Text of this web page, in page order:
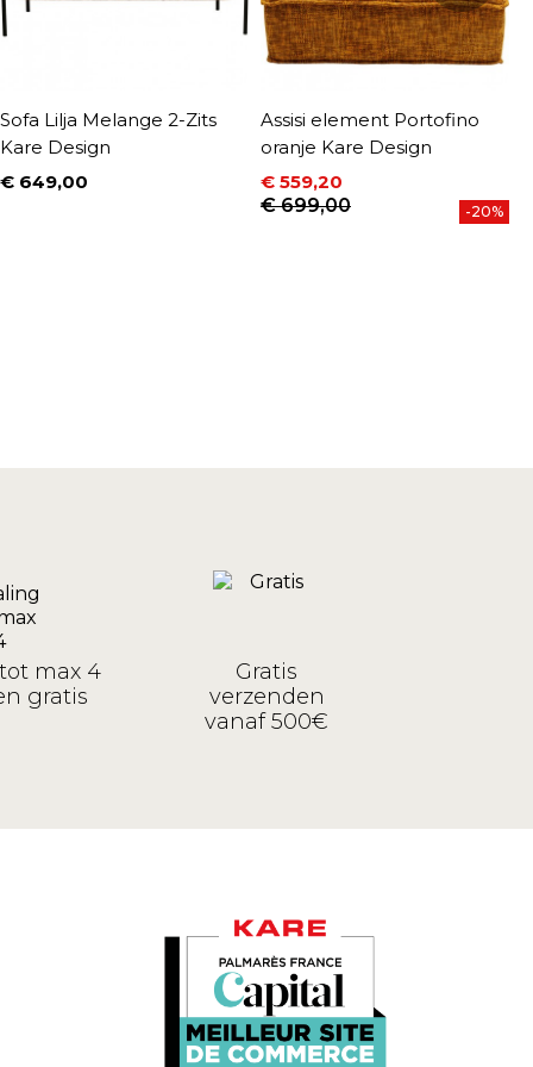
Sofa Lilja Melange 2-Zits
Kare Design
Prijs
€ 649,00
Assisi element Portofino
oranje Kare Design
Prijs
€ 559,20
Normale prijs
€ 699,00 -20%
max 4
gratis
Gratis
verzenden
vanaf 500€